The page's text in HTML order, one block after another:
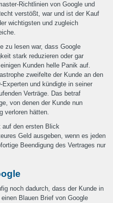
Richtlinien von Google und
verstößt, war und ist der Kauf
wichtigsten und zugleich
zu lesen war, dass Google
stark reduzieren oder gar
Kunden helle Panik auf.
zweifelte der Kunde an den
und kündigte in seiner
Verträge. Das betraf
von denen der Kunde nun
verloren hätten.
auf den ersten Blick
Geld ausgeben, wenn es jeden
Beendigung des Vertrages nur
noch dadurch, dass der Kunde in
Blauen Brief von Google